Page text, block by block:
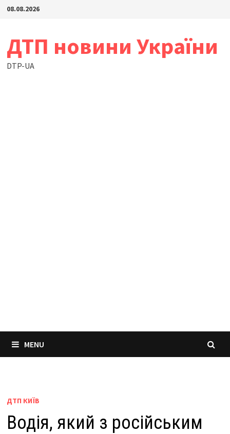
Skip08.08.2026
ДТП новини України
DTP-UA
MENU
ДТП КИЇВ
Водія, який з російським